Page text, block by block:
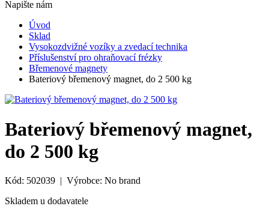
Napište nám
Úvod
Sklad
Vysokozdvižné vozíky a zvedací technika
Příslušenství pro ohraňovací frézky
Břemenové magnety
Bateriový břemenový magnet, do 2 500 kg
Bateriový břemenový magnet,
do 2 500 kg
Kód: 502039 | Výrobce: No brand
Skladem u dodavatele